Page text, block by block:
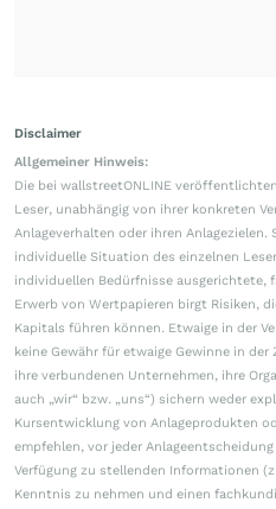
Disclaimer
Allgemeiner Hinweis:
Die bei wallstreetONLINE
Leser, unabhängig von ihrer konkreten
Anlageverhalten oder ihren
individuelle Situation des einzelnen
individuellen Bedürfnisse ausgerichtete,
Erwerb von Wertpapieren birgt Risiken,
Kapitals führen können. Etwaige in der
keine Gewähr für etwaige Gewinne in
ihre verbundenen Unternehmen, ihre
auch „wir“ bzw. „uns“) sichern weder
Kursentwicklung von Anlageprodukten
empfehlen, vor jeder
Verfügung zu stellenden Informationen
Kenntnis zu nehmen und einen